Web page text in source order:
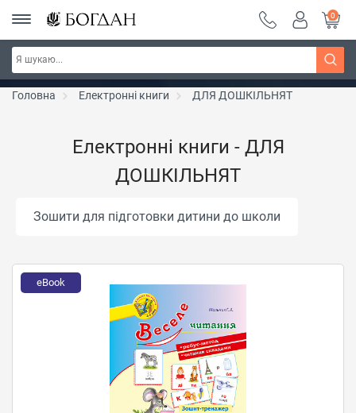
РОЗПРОДАЖ ~ 150 грн ~ 200 грн ~ 250 грн ~
300 грн ~ РОЗПРОДАЖ
Дізнатись більше
0
Головна Електронні книги ДЛЯ ДОШКІЛЬНЯТ
Електронні книги - ДЛЯ
ДОШКІЛЬНЯТ
Зошити для підготовки дитини до школи
eBook